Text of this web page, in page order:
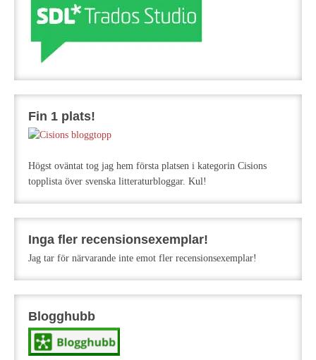
Fin 1 plats!
Högst oväntat tog jag hem första platsen i kategorin Cisions
topplista över svenska litteraturbloggar. Kul!
Inga fler recensionsexemplar!
Jag tar för närvarande inte emot fler recensionsexemplar!
Blogghubb